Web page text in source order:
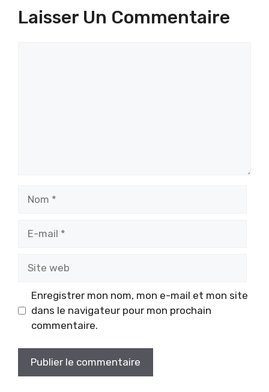
Laisser Un Commentaire
mail
web
Enregistrer mon nom, mon e-mail et mon site
dans le navigateur pour mon prochain
commentaire.